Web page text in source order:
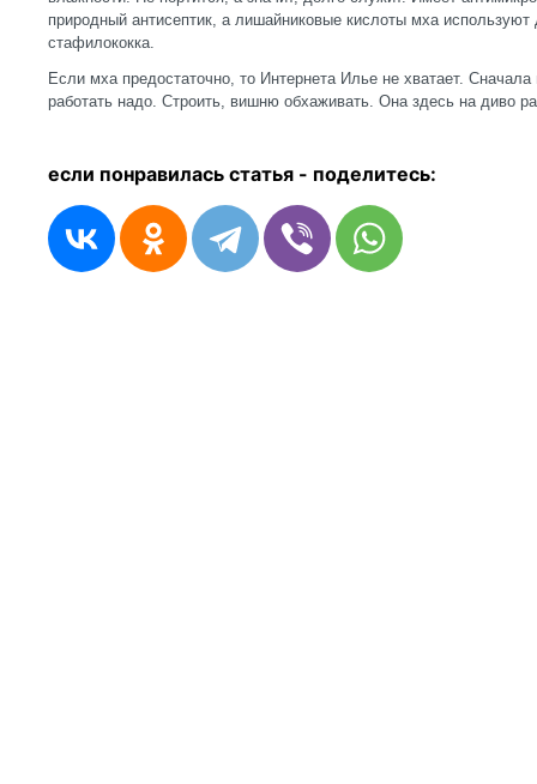
природный антисептик, а лишайниковые кислоты мха используют
стафилококка.
Если мха предостаточно, то Интернета Илье не хватает.
работать надо. Строить, вишню обхаживать. Она здесь на диво
если понравилась статья - поделитесь: